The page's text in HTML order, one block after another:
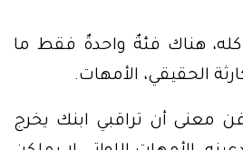
هناك فئةٌ واحدةٌ فقط ما
الحقيقي، الأمهات.
معنى أن تراقبي ابنك يخرج